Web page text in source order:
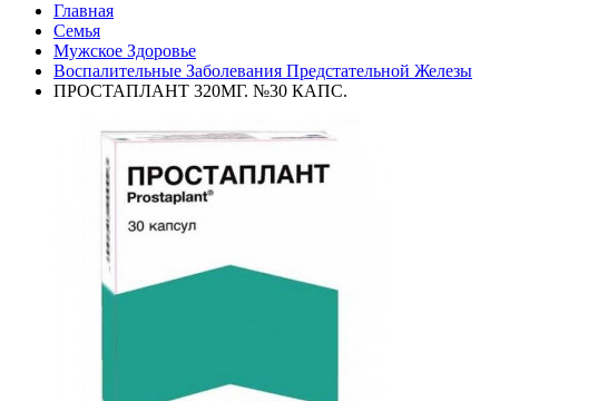
Главная
Семья
Мужское Здоровье
Воспалительные Заболевания Предстательной Железы
ПРОСТАПЛАНТ 320МГ. №30 КАПС.